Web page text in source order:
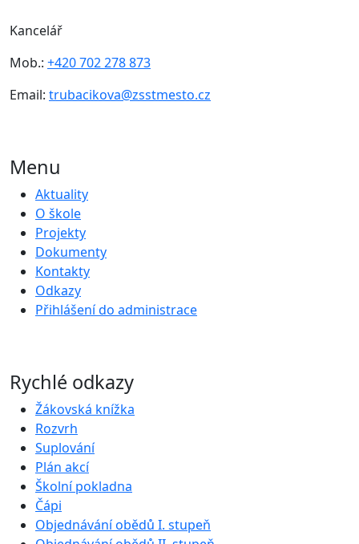
Kancelář
Mob.: +420 702 278 873
Email: trubacikova@zsstmesto.cz
Menu
Aktuality
O škole
Projekty
Dokumenty
Kontakty
Odkazy
Přihlášení do administrace
Rychlé odkazy
Žákovská knížka
Rozvrh
Suplování
Plán akcí
Školní pokladna
Čápi
Objednávání obědů I. stupeň